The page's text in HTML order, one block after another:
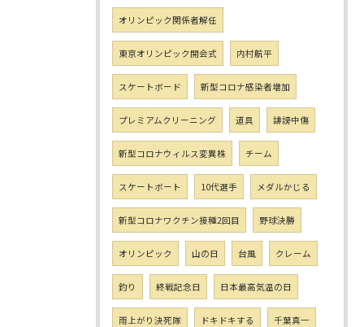
オリンピック関係者解任
東京オリンピック開会式 内村航平
スケートボード 新型コロナ感染者増加
プレミアムクリーニング 道具 誹謗中傷
新型コロナウィルス変異株 チーム
スケートボート 10代選手 メダルかじる
新型コロナワクチン接種2回目 野球決勝
オリンピック 山の日 台風 クレーム
釣り 終戦記念日 日本最高気温の日
雨上がり決死隊 ドキドキする 千葉真一